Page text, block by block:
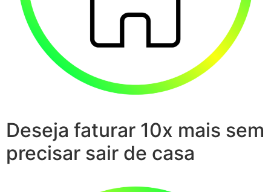
Deseja faturar 10x mais sem
precisar sair de casa